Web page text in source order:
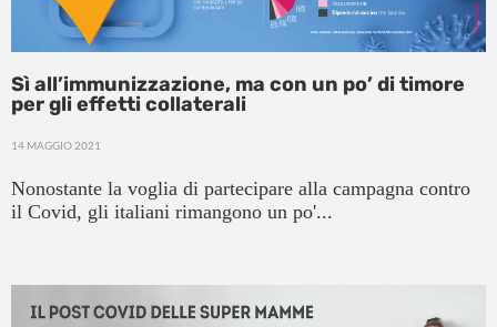
Sì all’immunizzazione, ma con un po’ di timore
per gli effetti collaterali
14 MAGGIO 2021
Nonostante la voglia di partecipare alla campagna contro
il Covid, gli italiani rimangono un po'...